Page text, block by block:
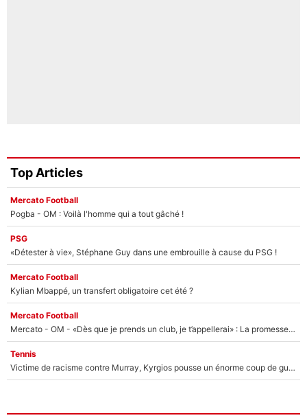
Top Articles
Mercato Football
Pogba - OM : Voilà l'homme qui a tout gâché !
PSG
«Détester à vie», Stéphane Guy dans une embrouille à cause du PSG !
Mercato Football
Kylian Mbappé, un transfert obligatoire cet été ?
Mercato Football
Mercato - OM - «Dès que je prends un club, je t’appellerai» : La promesse de Marcelino au moment de claquer la porte
Tennis
Victime de racisme contre Murray, Kyrgios pousse un énorme coup de gueule !